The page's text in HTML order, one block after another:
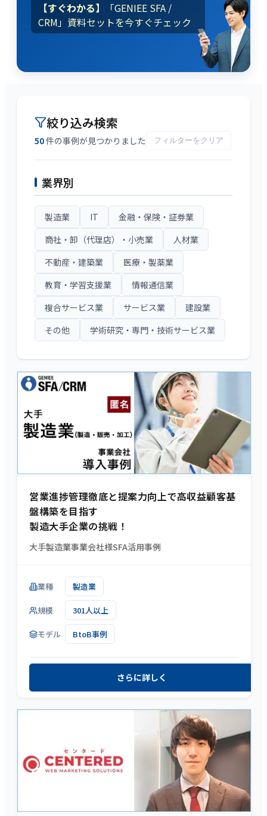
【すぐわかる】
「GENIEE SFA /
CRM」資料セットを今すぐチェック
絞り込み検索
50件の事例が見つかりました フィルターをクリア
業界別
製造業 IT
金融・保険・証券業
商社・卸（代理店）・小売業
人材業
不動産・建築業
医療・製薬業
教育・学習支援業
情報通信業
複合サービス業
サービス業
建設業
その他
学術研究・専門・技術サービス業
営業進捗管理徹底と提案力向上で高収益顧客基
盤構築を目指す
製造大手企業の挑戦！
大手製造業事業会社様SFA活用事例
業種 製造業
規模 301人以上
モデル BtoB事例
さらに詳しく